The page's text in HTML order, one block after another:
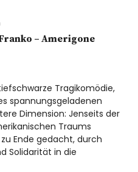
– Amerigone
Tragikomödie,
spannungsgeladenen
Dimension: Jenseits der
Traums
Ende gedacht, durch
Solidarität in die